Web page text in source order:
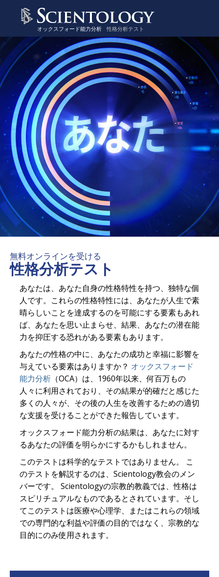
オックスフォード能力分析 性格分析テスト
無料オンラインを受ける
性格分析テスト
あなたは、あなた自身の性格特性を持つ、独特な個
人です。これらの性格特性には、あなたが人生で素
晴らしいことを達成するのを可能にする要素もあれ
ば、あなたを思い止まらせ、結果、あなたの潜在能
力を抑圧する恐れがある要素もあります。
あなたの性格の中に、あなたの成功と幸福に影響を
与えている要素はありますか？ オックスフォード
能力分析 （OCA）は、1960年以来、何百万もの
人々に利用されており、その結果が的確だと感じた
多くの人々が、その後の人生を改善するための適切
な支援を受けることができた報告しています。
オックスフォード能力分析の結果は、あなたに対す
るあなたの評価を明らかにするかもしれません。
このテストは科学的なテストではありません。 こ
のテストを解説するのは、Scientology教会のメン
バーです。 Scientologyの宗教的教義では、性格は
スピリチュアルなものであるとされています。そし
てこのテストは医療や心理学、またはこれらの領域
での専門的な利益や評価の目的ではなく、宗教的な
目的にのみ使用されます。